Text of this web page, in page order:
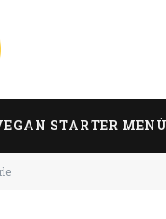
STARTER MENÙ